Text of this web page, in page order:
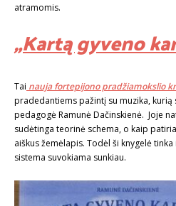
atramomis.
„Kartą gyveno
Tai nauja fortepijono pradžiamokslio
pradedantiems pažintį su muzika,
pedagogė Ramunė Dačinskienė. Joje
sudėtinga teorinė schema, o kaip
aiškus žemėlapis. Todėl ši knygelė
sistema suvokiama sunkiau.